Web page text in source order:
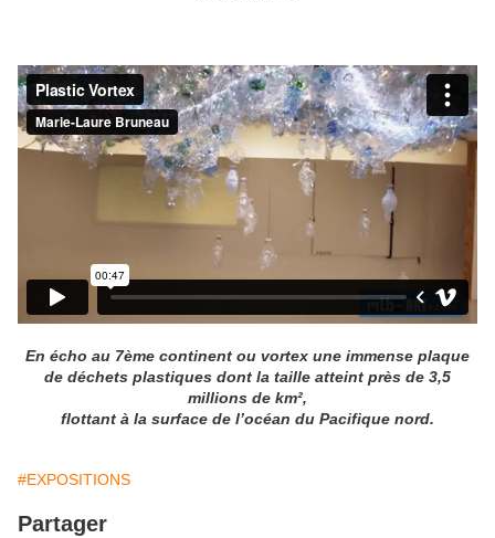
En écho au 7ème continent ou vortex une immense plaque
de déchets plastiques dont la taille atteint près de 3,5
millions de km²,
flottant à la surface de l’océan du Pacifique nord.
#EXPOSITIONS
Partager